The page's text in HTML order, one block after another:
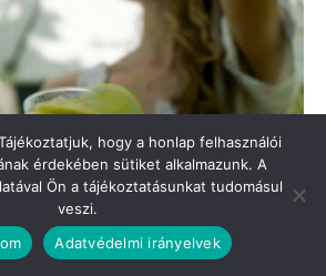
hogy a honlap felhasználói
érdekében sütiket alkalmazunk. A
Ön a tájékoztatásunkat tudomásul
veszi.
Adatvédelmi irányelvek